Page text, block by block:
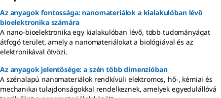
Az anyagok fontossága: nanomateriálok a kialakulóban lévő
bioelektronika számára
A nano-bioelektronika egy kialakulóban lévő, több tudományágat
átfogó terület, amely a nanomateriálokat a biológiával és az
elektronikával ötvözi.
Az anyagok jelentősége: a szén több dimenzióban
A szénalapú nanomateriálok rendkívüli elektromos, hő-, kémiai és
mechanikai tulajdonságokkal rendelkeznek, amelyek egyedülállóvá